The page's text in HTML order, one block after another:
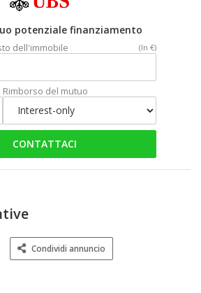
potenziale finanziamento
dell'immobile (In €)
Rimborso del mutuo
CONTATTACI
Condividi annuncio